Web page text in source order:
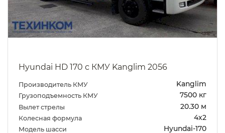
Hyundai HD 170 с КМУ Kanglim 2056
Производитель КМУ Kanglim
Грузоподъемность КМУ 7500 кг
Вылет стрелы 20.30 м
Колесная формула 4х2
Модель шасси Hyundai-170